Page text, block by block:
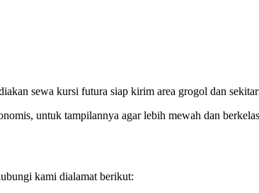
sewa kursi futura siap kirim area grogol dan
untuk tampilannya agar lebih mewah dan
kami dialamat berikut: